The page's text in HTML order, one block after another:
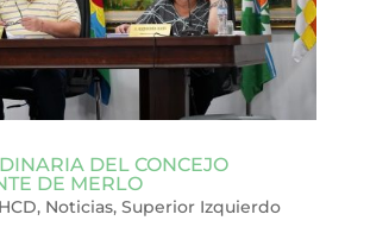
DEL CONCEJO
DE MERLO
HCD, Noticias, Superior Izquierdo